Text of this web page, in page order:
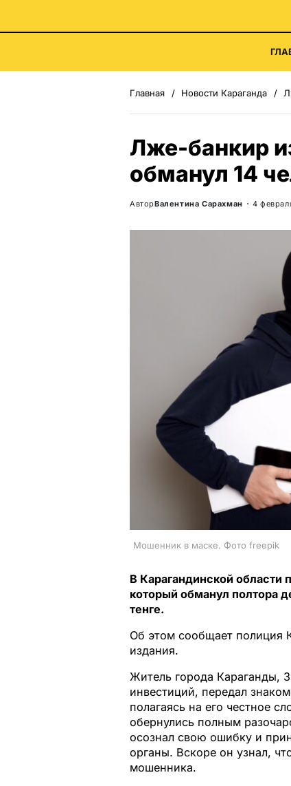
Главная Новости Караганда
Лже-банкир
обманул 14
АвторВалентина Сарахман 4
Мошенник в маске. Фото freepik
В Карагандинской области
который обманул полтора
тенге.
Об этом сообщает полиция
издания.
Житель города Караганды,
инвестиций, передал
полагаясь на его честное
обернулись полным
осознал свою ошибку и
органы. Вскоре он узнал,
мошенника.